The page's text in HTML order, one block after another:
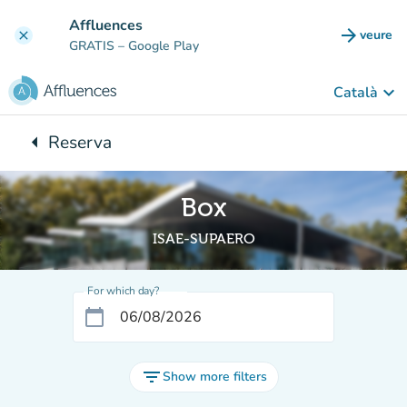
clear Affluences
GRATIS – Google Play arrow_forward veure
(new
Català keyboard_arrow_down
arrow_leftBack to:
Reserva
Box
ISAE-SUPAERO
For which day?
calendar_today
filter_listShow more filters